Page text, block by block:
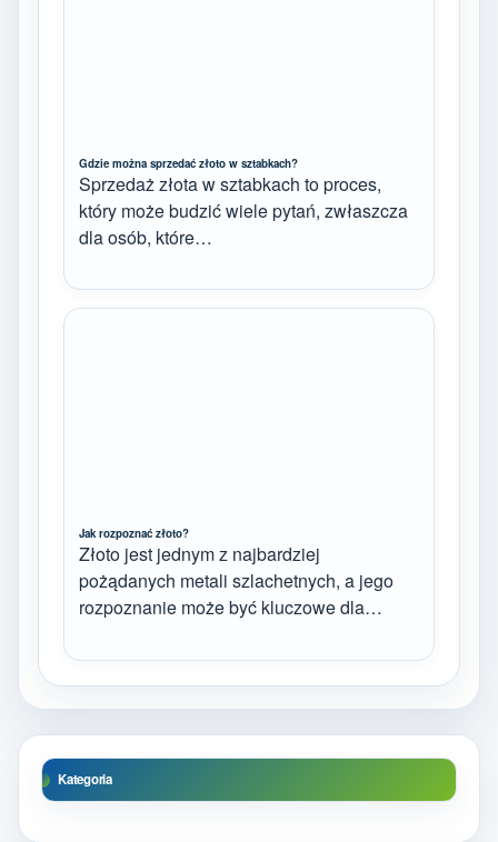
Gdzie można sprzedać złoto w sztabkach?
Sprzedaż złota w sztabkach to proces,
który może budzić wiele pytań, zwłaszcza
dla osób, które…
Jak rozpoznać złoto?
Złoto jest jednym z najbardziej
pożądanych metali szlachetnych, a jego
rozpoznanie może być kluczowe dla…
Kategoria